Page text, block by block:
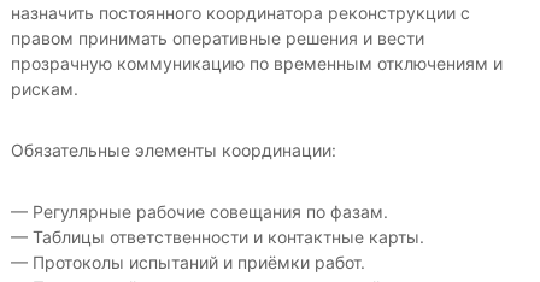
назначить постоянного координатора реконструкции с
правом принимать оперативные решения и вести
прозрачную коммуникацию по временным отключениям и
рискам.
Обязательные элементы координации:
— Регулярные рабочие совещания по фазам.
— Таблицы ответственности и контактные карты.
— Протоколы испытаний и приёмки работ.